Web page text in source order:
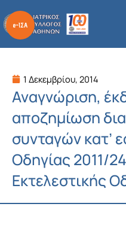
στο
περιεχόμενο
1 Δεκεμβρίου, 2014
Αναγνώριση,
αποζημίωση
συνταγών κατ’
Οδηγίας 2011/
Εκτελεστικής